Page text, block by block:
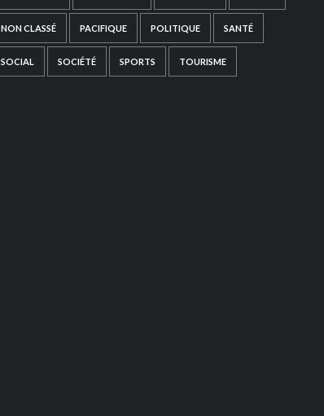
NON CLASSÉ PACIFIQUE POLITIQUE SANTÉ
SOCIAL SOCIÉTÉ SPORTS TOURISME